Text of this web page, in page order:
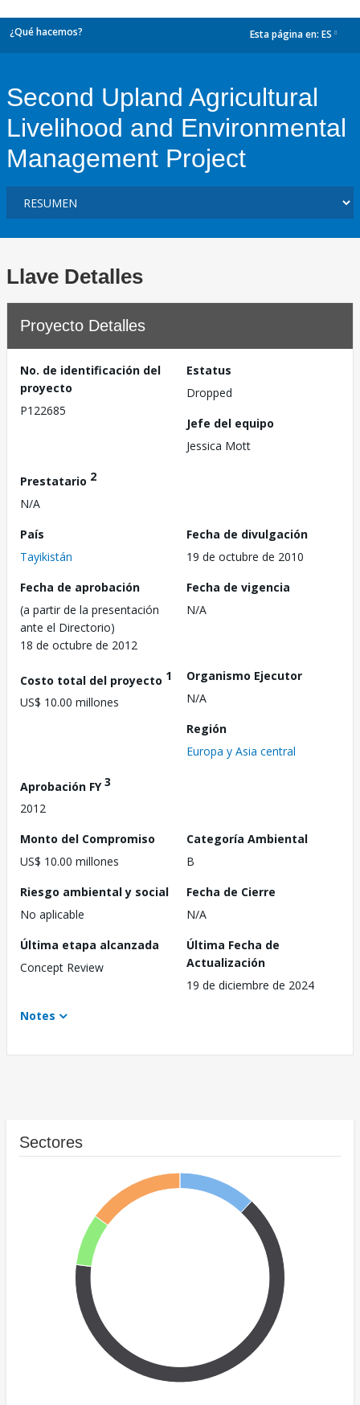
¿Qué hacemos? Esta página en: ES
Second Upland Agricultural
Livelihood and Environmental
Management Project
Llave Detalles
Proyecto Detalles
No. de identificación del
proyecto
P122685
Estatus
Dropped
Jefe del equipo
Jessica Mott
Prestatario 2
N/A
País
Tayikistán
Fecha de divulgación
19 de octubre de 2010
Fecha de aprobación
(a partir de la presentación
ante el Directorio)
18 de octubre de 2012
Fecha de vigencia
N/A
Costo total del proyecto 1
US$ 10.00 millones
Organismo Ejecutor
N/A
Región
Europa y Asia central
Aprobación FY3
2012
Monto del Compromiso
US$ 10.00 millones
Categoría Ambiental
B
Riesgo ambiental y social
No aplicable
Fecha de Cierre
N/A
Última etapa alcanzada
Concept Review
Última Fecha de
Actualización
19 de diciembre de 2024
Notes
Sectores